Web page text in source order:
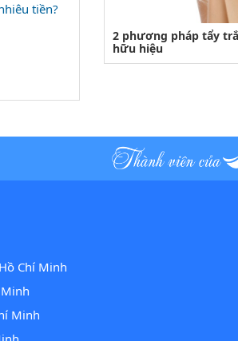
tiền?
2 phương pháp tẩy
hữu hiệu
Chí Minh
Minh